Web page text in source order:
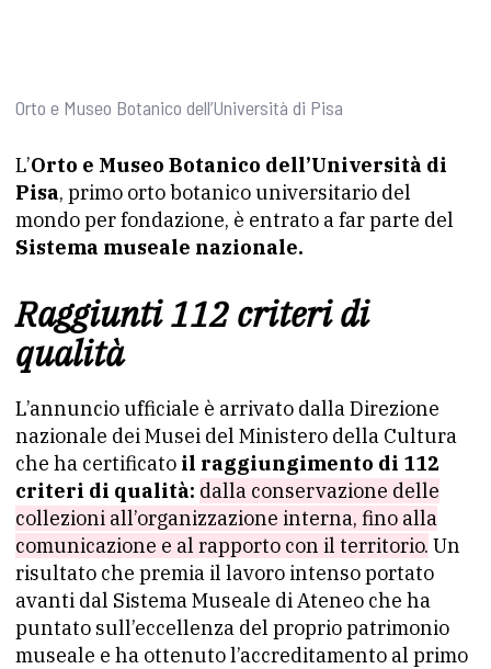
Orto e Museo Botanico dell’Università di Pisa
L’Orto e Museo Botanico dell’Università di
Pisa, primo orto botanico universitario del
mondo per fondazione, è entrato a far parte del
Sistema museale nazionale.
Raggiunti 112 criteri di
qualità
L’annuncio ufficiale è arrivato dalla Direzione
nazionale dei Musei del Ministero della Cultura
che ha certificato il raggiungimento di 112
criteri di qualità: dalla conservazione delle
collezioni all’organizzazione interna, fino alla
comunicazione e al rapporto con il territorio. Un
risultato che premia il lavoro intenso portato
avanti dal Sistema Museale di Ateneo che ha
puntato sull’eccellenza del proprio patrimonio
museale e ha ottenuto l’accreditamento al primo